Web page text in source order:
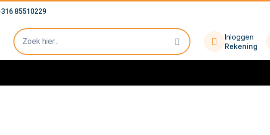
85510229
Inloggen
Rekening